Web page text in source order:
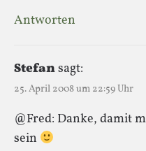
Antworten
Stefansagt:
25. April 2008 um 22:59 Uhr
@Fred: Danke, damit
sein